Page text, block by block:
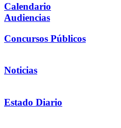
Calendario
Audiencias
Concursos Públicos
Noticias
Estado Diario